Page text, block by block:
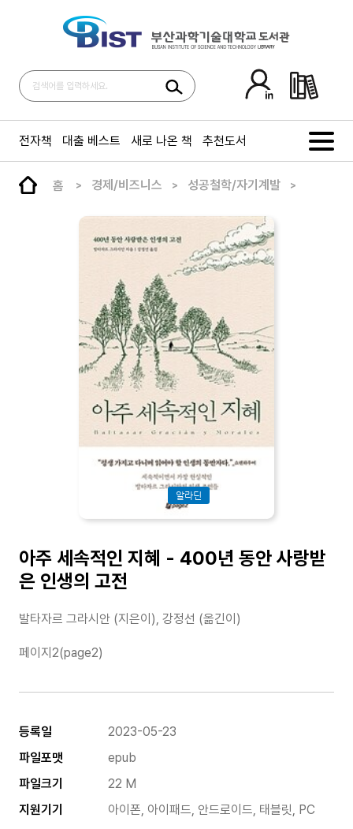
전자책 대출 베스트 새로 나온 책 추천도서
홈 경제/비즈니스 성공철학/자기계발
알라딘
아주 세속적인 지혜 - 400년 동안 사랑받
은 인생의 고전
발타자르 그라시안 (지은이), 강정선 (옮긴이)
페이지2(page2)
등록일
2023-05-23
파일포맷
epub
파일크기
22 M
지원기기
아이폰, 아이패드, 안드로이드, 태블릿, PC